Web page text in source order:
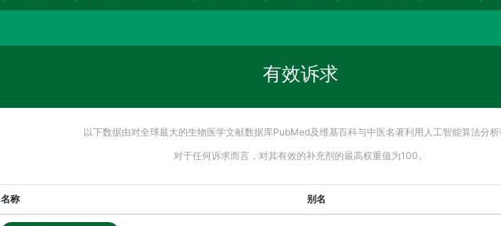
有效诉求
以下数据由对全球最大的生物医学文献数据库PubMed及维基百科与中医名著利用人工智能算法分析
对于任何诉求而言，对其有效的补充剂的最高权重值为100。
名称 别名